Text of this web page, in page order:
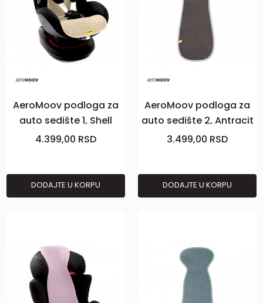
AeroMoov podloga za
auto sedište 1, Shell
4.399,00 RSD
DODAJTE U KORPU
AeroMoov podloga za
auto sedište 2, Antracit
3.499,00 RSD
DODAJTE U KORPU